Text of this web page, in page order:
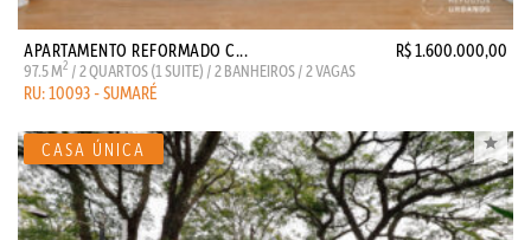
APARTAMENTO REFORMADO C... R$ 1.600.000,00
97.5 M2 / 2 QUARTOS (1 SUITE) / 2 BANHEIROS / 2 VAGAS
RU: 10093 - SUMARÉ